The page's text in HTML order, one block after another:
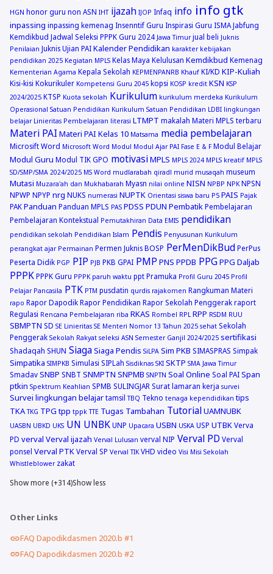
HGN honor guru non ASN IHT ijazah IJOP Infaq info info gtk
inpassing inpassing kemenag Insenntif Guru Inspirasi Guru ISMA Jabfung
Kemdikbud Jadwal Seleksi PPPK Guru 2024 Jawa Timur jual beli Juknis
Penilaian Juknis Ujian PAI Kalender Pendidikan karakter kebijakan
pendidikan 2025 Kegiatan MPLS Kelas Maya Kelulusan Kemdikbud Kemenag
Kementerian Agama Kepala Sekolah KEPMENPANRB Khauf KI/KD KIP-Kuliah
Kisi-kisi Kokurikuler Kompetensi Guru 2045 kopsi KOSP kredit KSN KSP
2024/2025 KTSP Kuota sekolah Kurikulum kurikulum merdeka Kurikulum
Operasional Satuan Pendidikan Kurikulum Satuan Pendidikan LDBI lingkungan
belajar Linieritas Pembelajaran literasi LTMPT makalah Materi MPLS terbaru
Materi PAI Materi PAI Kelas 10 Matsama media pembelajaran
Microsift Word Microsoft Word Modul Modul Ajar PAI Fase E & F Modul Belajar
Modul Guru Modul TIK GPO motivasiMPLS MPLS 2024 MPLS kreatif MPLS
SD/SMP/SMA 2024/2025 MS Word mudlarabah qiradl murid musaqah museum
Mutasi Muzara'ah dan Mukhabarah Myasn nilai online NISN NPBP NPK NPSN
NPWP NPYP nrg NUKS numerasi NUPTK Orientasi siswa baru P5 PAIS Pajak
PAK Panduan Panduan MPLS PAS PDSS PDUN Pembatik Pembelajaran
Pembelajaran Kontekstual Pemutakhiran Data EMIS pendidikan
pendidikan sekolah Pendidikan Islam Pendis Penyusunan Kurikulum
perangkat ajar Permainan Permen Juknis BOSP PerMenDikBud PerPus
Peserta Didik PGP PIP PJB PKB GPAI PMP PNS PPDB PPGPPG Daljab
PPPK PPPK Guru PPPK paruh waktu ppt Pramuka Profil Guru 2045 Profil
Pelajar Pancasila PTK PTM pusdatin qurdis rajakomen Rangkuman Materi
rapo Rapor Dapodik Rapor Pendidikan Rapor Sekolah Penggerak raport
Regulasi Rencana Pembelajaran riba RKAS Rombel RPL RPP RSDM RUU
SBMPTN SD SE Linieritas SE Menteri Nomor 13 Tahun 2025 sehat Sekolah
Penggerak Sekolah Rakyat seleksi ASN Semester Ganjil 2024/2025 sertifikasi
Shadaqah SHUN SiagaSiaga Pendis SiLPA Sim PKB SIMASPRAS Simpak
Simpatika SIMPKB Simulasi SIPLah Sisdiknas SKI SKTP SMA Jawa Timur
Smadav SNBP SNBT SNMPTN SNPMB SNPTN Soal Online Soal PAI Span
ptkin Spektrum Keahlian SPMB SULINGJAR Surat lamaran kerja survei
Survei lingkungan belajar tamsil TBQ Tekno tenaga kependidikan tips
TKA TKG TPG tpp tppk TTE Tugas Tambahan TutorialUAMNUBK
UASBN UBKD UKS UN UNBK UNP Upacara USBN USKA USP UTBK Verva
PD verval Verval ijazah Verval Lulusan verval NIP Verval PD Verval
ponsel Verval PTK Verval SP Verval TIK VHD video Visi Misi Sekolah
Whistleblower zakat
Show more (+314)Show less
Other Links
FAQ Dapodikdasmen 2020.b #1
FAQ Dapodikdasmen 2020.b #2